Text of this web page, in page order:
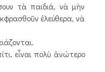
τὰ παιδιά, νὰ μὴν
ἐλεύθερα, νὰ
εἶναι πολὺ ἀνώτερο